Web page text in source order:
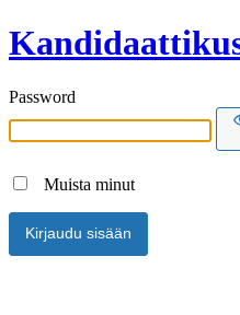
Password
Muista minut